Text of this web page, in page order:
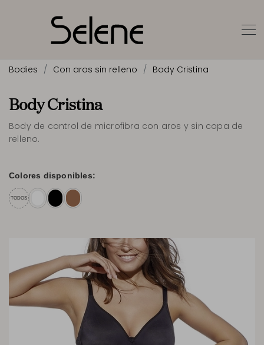
Bodies Con aros sin relleno Body Cristina
Body Cristina
Body de control de microfibra con aros y sin copa de
relleno.
Colores disponibles:
TODOS